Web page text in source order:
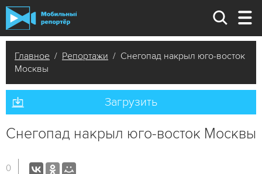
Главное / Репортажи / Снегопад накрыл юго-восток
Москвы
Загрузить
Снегопад накрыл юго-восток Москвы
0